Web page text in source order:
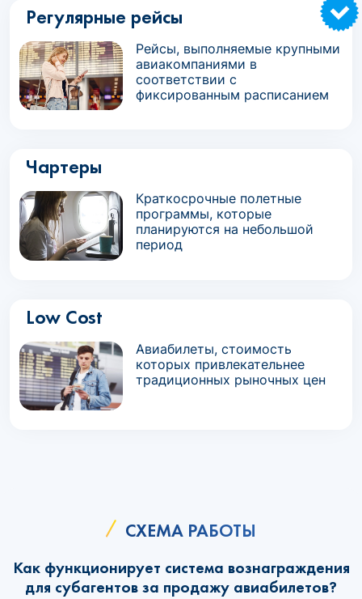
Регулярные рейсы
Рейсы, выполняемые крупными
авиакомпаниями в
соответствии с
фиксированным расписанием
Чартеры
Краткосрочные полетные
программы, которые
планируются на небольшой
период
Low Cost
Авиабилеты, стоимость
которых привлекательнее
традиционных рыночных цен
СХЕМА РАБОТЫ
Как функционирует система вознаграждения
для субагентов за продажу авиабилетов?